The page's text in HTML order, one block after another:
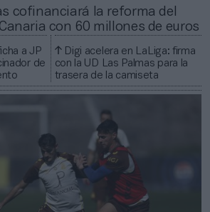
cofinanciará la reforma del
con 60 millones de euros
a JP
de
Digi acelera en LaLiga: firma
con la UD Las Palmas para la
trasera de la camiseta